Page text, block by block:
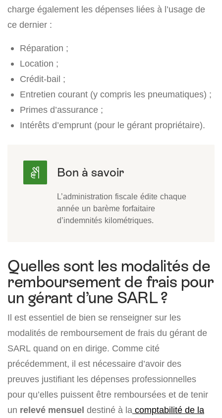
charge également les dépenses liées à l’usage de
ce dernier :
Réparation ;
Location ;
Crédit-bail ;
Entretien courant (y compris les pneumatiques) ;
Primes d’assurance ;
Intérêts d’emprunt (pour le gérant propriétaire).
L’administration fiscale édite chaque
année un barème forfaitaire
d’indemnités kilométriques.
Quelles sont les modalités de
remboursement de frais pour
un gérant d’une SARL ?
Il est essentiel de bien se renseigner sur les
modalités de remboursement de frais du gérant de
SARL quand on en dirige. Comme cité
précédemment, il est nécessaire d’avoir des
preuves justifiant les dépenses professionnelles
pour qu’elles puissent être remboursées et de tenir
un relevé mensuel destiné à la comptabilité de la